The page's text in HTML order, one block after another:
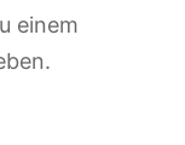
einem